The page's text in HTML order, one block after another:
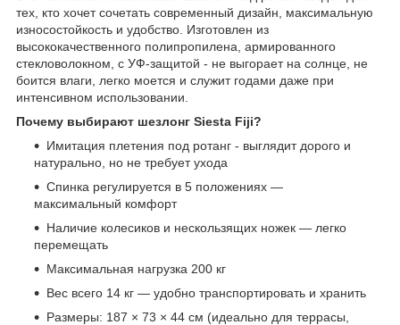
тех, кто хочет сочетать современный дизайн, максимальную
износостойкость и удобство. Изготовлен из
высококачественного полипропилена, армированного
стекловолокном, с УФ-защитой - не выгорает на солнце, не
боится влаги, легко моется и служит годами даже при
интенсивном использовании.
Почему выбирают шезлонг Siesta Fiji?
Имитация плетения под ротанг - выглядит дорого и
натурально, но не требует ухода
Спинка регулируется в 5 положениях —
максимальный комфорт
Наличие колесиков и нескользящих ножек — легко
перемещать
Максимальная нагрузка 200 кг
Вес всего 14 кг — удобно транспортировать и хранить
Размеры: 187 × 73 × 44 см (идеально для террасы,